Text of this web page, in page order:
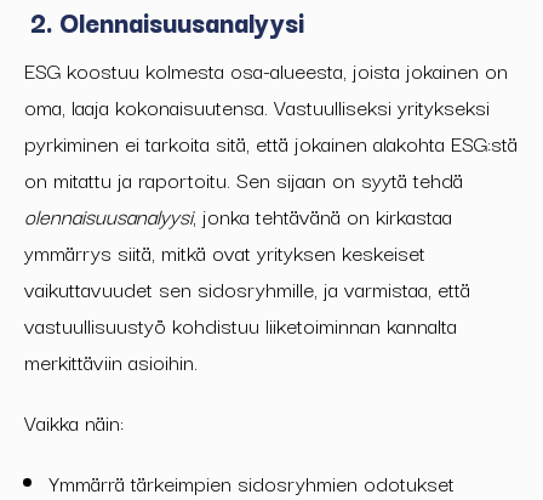
2. Olennaisuusanalyysi
ESG koostuu kolmesta osa-alueesta, joista jokainen on
oma, laaja kokonaisuutensa. Vastuulliseksi yritykseksi
pyrkiminen ei tarkoita sitä, että jokainen alakohta ESG:stä
on mitattu ja raportoitu. Sen sijaan on syytä tehdä
olennaisuusanalyysi, jonka tehtävänä on kirkastaa
ymmärrys siitä, mitkä ovat yrityksen keskeiset
vaikuttavuudet sen sidosryhmille, ja varmistaa, että
vastuullisuustyö kohdistuu liiketoiminnan kannalta
merkittäviin asioihin.
Vaikka näin:
Ymmärrä tärkeimpien sidosryhmien odotukset